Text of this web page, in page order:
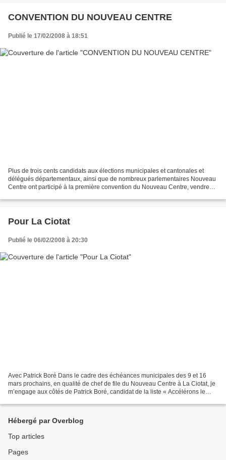
CONVENTION DU NOUVEAU CENTRE
Publié le 17/02/2008 à 18:51
Plus de trois cents candidats aux élections municipales et cantonales et
délégués départementaux, ainsi que de nombreux parlementaires Nouveau
Centre ont participé à la première convention du Nouveau Centre, vendredi
Pour La Ciotat
Publié le 06/02/2008 à 20:30
Avec Patrick Boré Dans le cadre des échéances municipales des 9 et 16
mars prochains, en qualité de chef de file du Nouveau Centre à La Ciotat, je
m’engage aux côtés de Patrick Boré, candidat de la liste « Accélérons le
Hébergé par Overblog
Top articles
Pages